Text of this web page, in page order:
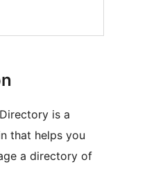
is a
that helps you
a directory of